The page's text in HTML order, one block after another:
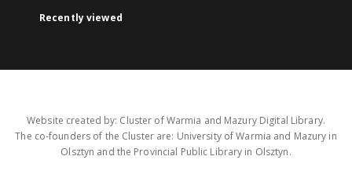
Recently viewed
Website created by: Cluster of Warmia and Mazury Digital Library.
The co-founders of the Cluster are: University of Warmia and Mazury in
Olsztyn and the Provincial Public Library in Olsztyn.